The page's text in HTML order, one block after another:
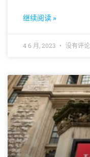
继续阅读 »
4 6 月, 2023 没有评论